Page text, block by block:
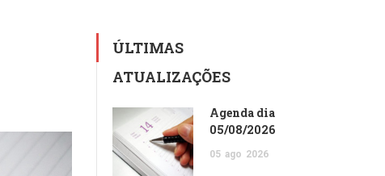
ÚLTIMAS
ATUALIZAÇÕES
Agenda dia
05/08/2026
05 ago 2026